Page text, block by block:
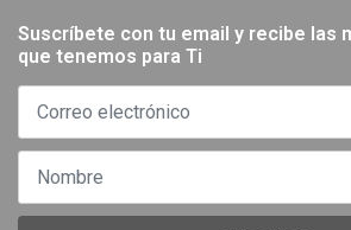
Suscríbete con tu email y recibe las
que tenemos para Ti